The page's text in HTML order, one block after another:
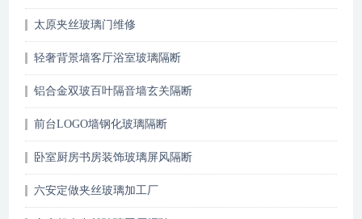
太原夹丝玻璃门维修
轻奢背景墙客厅浴室玻璃隔断
铝合金双玻百叶隔音墙玄关隔断
前台LOGO墙钢化玻璃隔断
卧室厨房书房装饰玻璃屏风隔断
六安定做夹丝玻璃加工厂